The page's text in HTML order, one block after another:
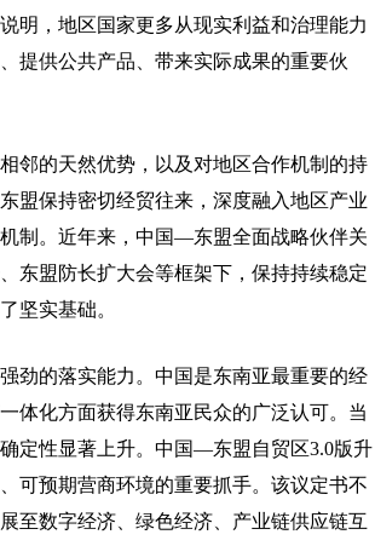
明，地区国家更多从现实利益和治理能力
提供公共产品、带来实际成果的重要伙
的天然优势，以及对地区合作机制的持
盟保持密切经贸往来，深度融入地区产业
制。近年来，中国—东盟全面战略伙伴关
东盟防长扩大会等框架下，保持持续稳定
坚实基础。
的落实能力。中国是东南亚最重要的经
体化方面获得东南亚民众的广泛认可。当
定性显著上升。中国—东盟自贸区3.0版升
可预期营商环境的重要抓手。该议定书不
至数字经济、绿色经济、产业链供应链互